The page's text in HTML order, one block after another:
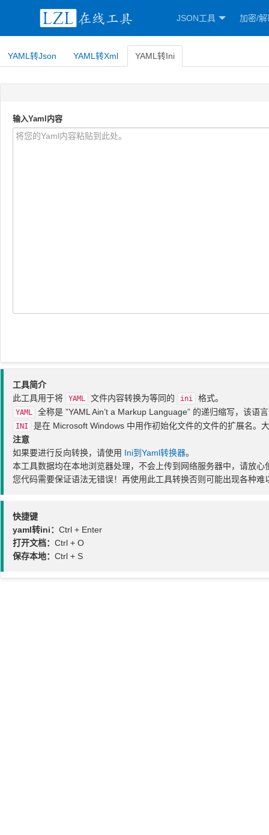
JSON工具 加密/解
YAML转Json YAML转Xml YAML转Ini
输入Yaml内容
工具简介
此工具用于将
YAML 文件内容转换为等同的 ini 格式。
YAML 全称是 ”YAML Ain’t a Markup Language” 的递归缩写，该
INI
是在 Microsoft Windows 中用作初始化文件的文件的扩展名。
注意
如果要进行反向转换，请使用 Ini到Yaml转换器。
本工具数据均在本地浏览器处理，不会上传到网络服务器中，请放心
您代码需要保证语法无错误！再使用此工具转换否则可能出现各种难
快捷键
yaml转ini： Ctrl + Enter
打开文档： Ctrl + O
保存本地： Ctrl + S